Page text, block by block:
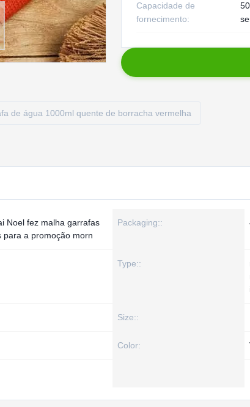
Capacidade de
fornecimento:
de água 1000ml quente de borracha vermelha
Noel fez malha garrafas
para a promoção morn
Packaging::
Type::
Size::
Color: